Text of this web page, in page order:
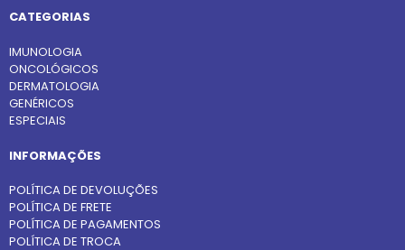
CATEGORIAS
IMUNOLOGIA
ONCOLÓGICOS
DERMATOLOGIA
GENÉRICOS
ESPECIAIS
INFORMAÇÕES
POLÍTICA DE DEVOLUÇÕES
POLÍTICA DE FRETE
POLÍTICA DE PAGAMENTOS
POLÍTICA DE TROCA